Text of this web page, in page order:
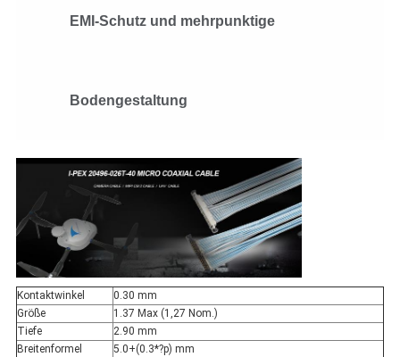
EMI-Schutz und mehrpunktige
Bodengestaltung
Kontaktwinkel
0.30 mm
Größe
1.37 Max (1,27 Nom.)
Tiefe
2.90 mm
Breitenformel
5.0+(0.3*?p) mm